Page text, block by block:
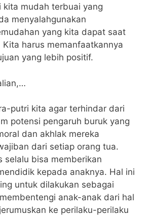
kita mudah terbuai yang
menyalahgunakan
yang kita dapat saat
Kita harus memanfaatkannya
yang lebih positif.
putri kita agar terhindar dari
potensi pengaruh buruk yang
dan akhlak mereka
dari setiap orang tua.
selalu bisa memberikan
kepada anaknya. Hal ini
untuk dilakukan sebagai
anak-anak dari hal
ke perilaku-perilaku